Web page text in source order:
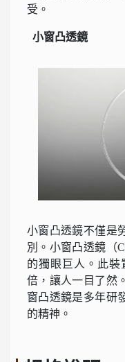
受。
小窗凸透鏡
小窗凸透鏡不僅是
別。小窗凸透鏡（
的獨眼巨人。此裝
倍，讓人一目了然
窗凸透鏡是多年研
的精神。